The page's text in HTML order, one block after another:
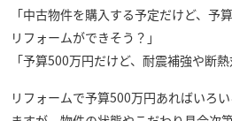
「中古物件を購入する予定だけど、予
リフォームができそう？」
「予算500万円だけど、耐震補強や断
リフォームで予算500万円あればいろ